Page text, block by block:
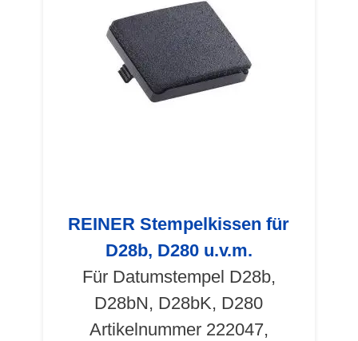
REINER Stempelkissen für
D28b, D280 u.v.m.
Für Datumstempel D28b,
D28bN, D28bK, D280
Artikelnummer 222047,